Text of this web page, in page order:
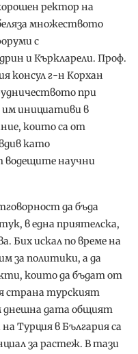
ректор на
множеството
с
и Къркларели. Проф.
консул г-н Корхан
при
инициативи в
които са от
като
водещите научни
да бъда
в една приятелска,
Бих искал по време на
за политики, а да
които да бъдат от
страна турският
днешна дата общият
Турция в България са
за растеж. В тази